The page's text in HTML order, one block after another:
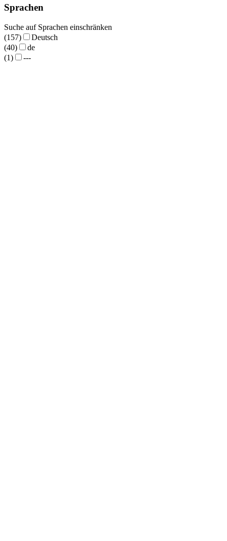
Sprachen
Suche auf Sprachen einschränken
(157)
Deutsch
(40)
de
(1)
---